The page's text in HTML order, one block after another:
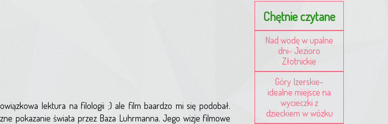
lektura na filologii ;) ale film baardzo mi się podobał.
pokazanie świata przez Baza Luhrmanna. Jego wizje filmowe
Chętnie czytane
Nad wodę w upalne
dni- Jezioro
Złotnickie
Góry Izerskie-
idealne miejsce na
wycieczki z
dzieckiem w wózku